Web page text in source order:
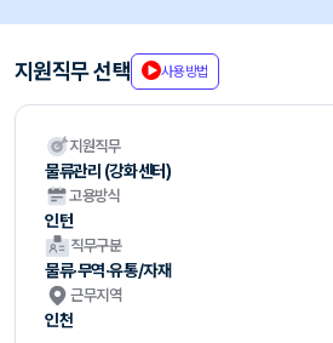
지원직무 선택 사용방법
지원직무
물류관리 (강화센터)
고용방식
인턴
직무구분
물류·무역·유통/자재
근무지역
인천